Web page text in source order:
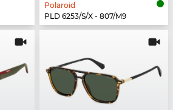
Polaroid
PLD 6253/S/X - 807/M9